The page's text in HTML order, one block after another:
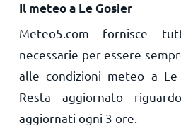
Il meteo a Le Gosier
Meteo5.com fornisce
necessarie per essere
alle condizioni meteo a Le
Resta aggiornato
aggiornati ogni 3 ore.